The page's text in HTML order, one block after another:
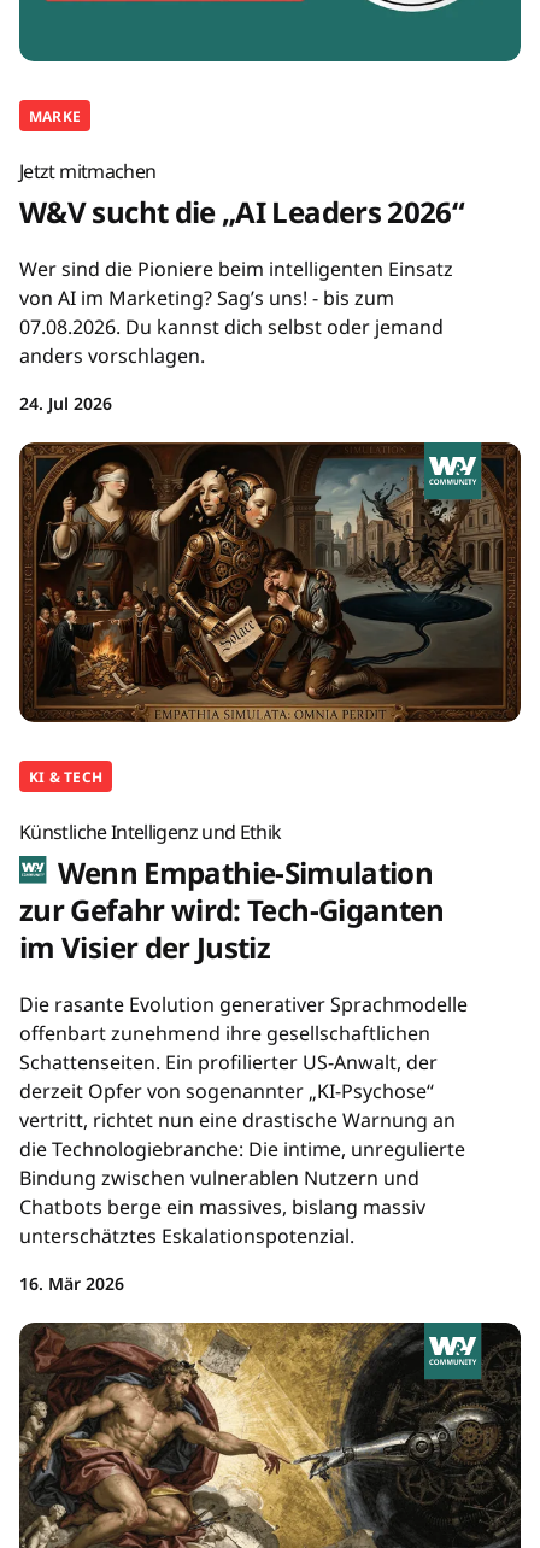
MARKE
Jetzt mitmachen
W&V sucht die „AI Leaders 2026“
Wer sind die Pioniere beim intelligenten Einsatz
von AI im Marketing? Sag’s uns! - bis zum
07.08.2026. Du kannst dich selbst oder jemand
anders vorschlagen.
24. Jul 2026
KI & TECH
Künstliche Intelligenz und Ethik
Wenn Empathie-Simulation
zur Gefahr wird: Tech-Giganten
im Visier der Justiz
Die rasante Evolution generativer Sprachmodelle
offenbart zunehmend ihre gesellschaftlichen
Schattenseiten. Ein profilierter US-Anwalt, der
derzeit Opfer von sogenannter „KI-Psychose“
vertritt, richtet nun eine drastische Warnung an
die Technologiebranche: Die intime, unregulierte
Bindung zwischen vulnerablen Nutzern und
Chatbots berge ein massives, bislang massiv
unterschätztes Eskalationspotenzial.
16. Mär 2026